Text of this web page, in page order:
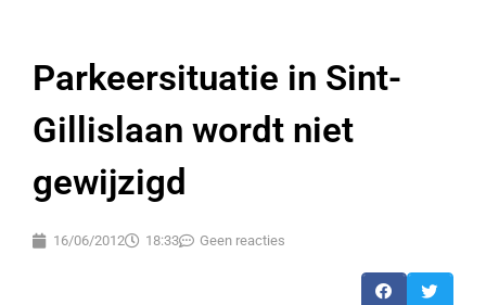
Parkeersituatie in Sint-
Gillislaan wordt niet
gewijzigd
16/06/2012 18:33 Geen reacties